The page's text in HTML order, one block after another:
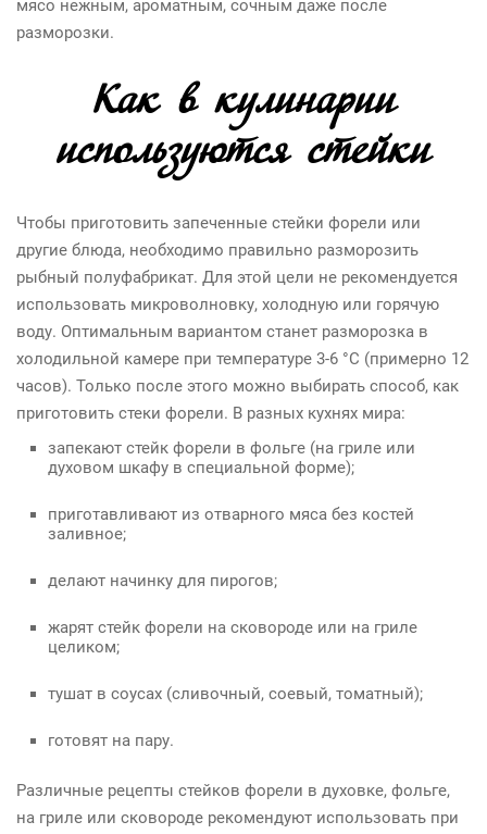
мясо нежным, ароматным, сочным даже после
разморозки.
Как в кулинарии
используются стейки
Чтобы приготовить запеченные стейки форели или
другие блюда, необходимо правильно разморозить
рыбный полуфабрикат. Для этой цели не рекомендуется
использовать микроволновку, холодную или горячую
воду. Оптимальным вариантом станет разморозка в
холодильной камере при температуре 3-6 °C (примерно 12
часов). Только после этого можно выбирать способ, как
приготовить стеки форели. В разных кухнях мира:
запекают стейк форели в фольге (на гриле или
духовом шкафу в специальной форме);
приготавливают из отварного мяса без костей
заливное;
делают начинку для пирогов;
жарят стейк форели на сковороде или на гриле
целиком;
тушат в соусах (сливочный, соевый, томатный);
готовят на пару.
Различные рецепты стейков форели в духовке, фольге,
на гриле или сковороде рекомендуют использовать при